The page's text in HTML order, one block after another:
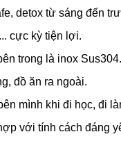
detox từ sáng đến
cực kỳ tiện lợi.
trong là inox
đồ ăn ra ngoài.
mình khi đi học, đi
với tính cách đáng